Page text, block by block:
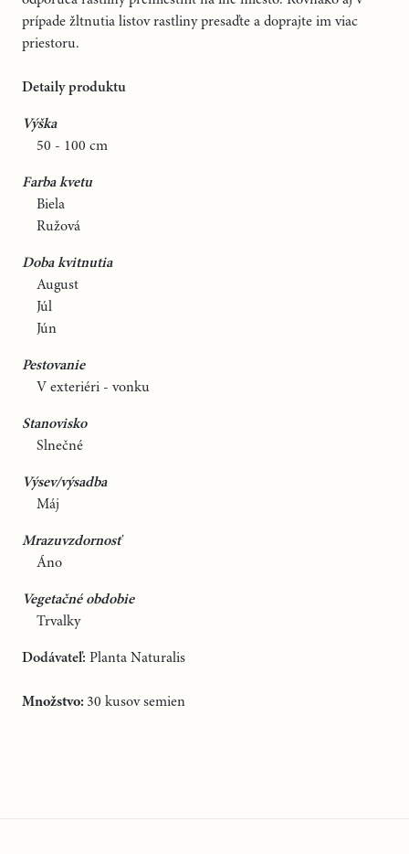
prípade žltnutia listov rastliny presaďte a doprajte im viac
priestoru.
Detaily produktu
Výška
50 - 100 cm
Farba kvetu
Biela
Ružová
Doba kvitnutia
August
Júl
Jún
Pestovanie
V exteriéri - vonku
Stanovisko
Slnečné
Výsev/výsadba
Máj
Mrazuvzdornosť
Áno
Vegetačné obdobie
Trvalky
Dodávateľ: Planta Naturalis
Množstvo: 30 kusov semien